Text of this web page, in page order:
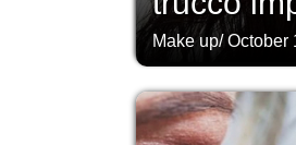
Make up/October